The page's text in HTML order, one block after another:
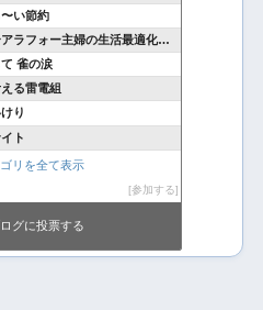
い節約
ラフォー主婦の生活最適化日記
雀の涙
る雷電組
り
ト
リを全て表示
参加する
グに投票する